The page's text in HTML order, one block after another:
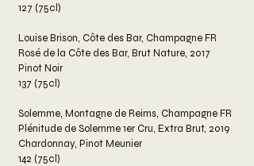
127 (75cl)
Louise Brison, Côte des Bar, Champagne FR
Rosé de la Côte des Bar, Brut Nature, 2017
Pinot Noir
137 (75cl)
Solemme, Montagne de Reims, Champagne FR
Plénitude de Solemme 1er Cru, Extra Brut, 2019
Chardonnay, Pinot Meunier
142 (75cl)